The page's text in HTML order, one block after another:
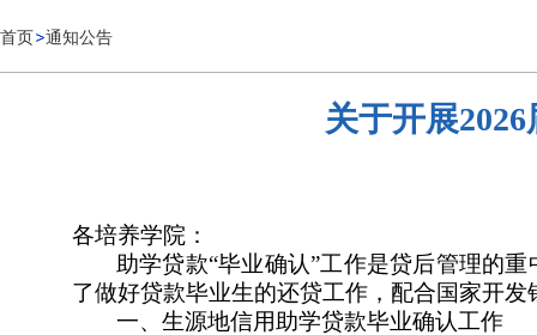
首页 通知公告
关于开展
各培养学院：
助学贷款“毕业确认”工作是贷后管理的
了做好贷款毕业生的还贷工作，配合国家开
一、生源地信用助学贷款毕业确认工作